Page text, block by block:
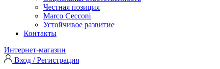
Честная позиция
Marco Cecconi
Устойчивое развитие
Контакты
Интернет-магазин
Вход / Регистрация